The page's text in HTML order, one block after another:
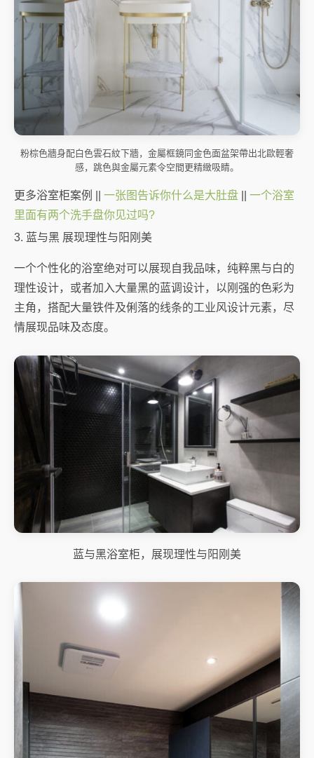
粉棕色牆身配白色雲石紋下牆，金屬框鏡同金色面盆架帶出北歐輕奢
感，跳色與金屬元素令空間更精緻吸睛。
更多浴室柜案例 || 一张图告诉你什么是大肚盘
一个浴室
里面有两个洗手盘你见过吗?
3. 蓝与黑 展现理性与阳刚美
一个个性化的浴室绝对可以展现自我品味，纯粹黑与白的
理性设计，或者加入大量黑的蓝调设计，以刚强的色彩为
主角，搭配大量铁件及俐落的线条的工业风设计元素，尽
情展现品味及态度。
蓝与黑浴室柜，展现理性与阳刚美